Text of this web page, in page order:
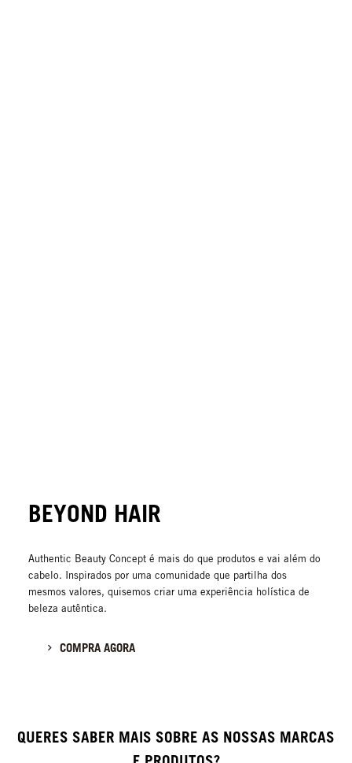
BEYOND HAIR
Authentic Beauty Concept é mais do que produtos e vai além do
cabelo. Inspirados por uma comunidade que partilha dos
mesmos valores, quisemos criar uma experiência holística de
beleza autêntica.
COMPRA AGORA
QUERES SABER MAIS SOBRE AS NOSSAS MARCAS